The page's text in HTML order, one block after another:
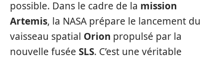
possible. Dans le cadre de la mission
Artemis, la NASA prépare le lancement du
vaisseau spatial Orion propulsé par la
nouvelle fusée SLS. C’est une véritable